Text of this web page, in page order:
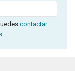
contactar